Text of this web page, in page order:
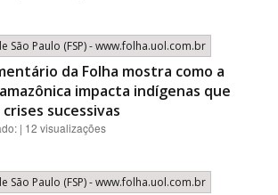
São Paulo (FSP) - www.folha.uol.com.br
da Folha mostra como a
impacta indígenas que
sucessivas
| 12 visualizações
São Paulo (FSP) - www.folha.uol.com.br